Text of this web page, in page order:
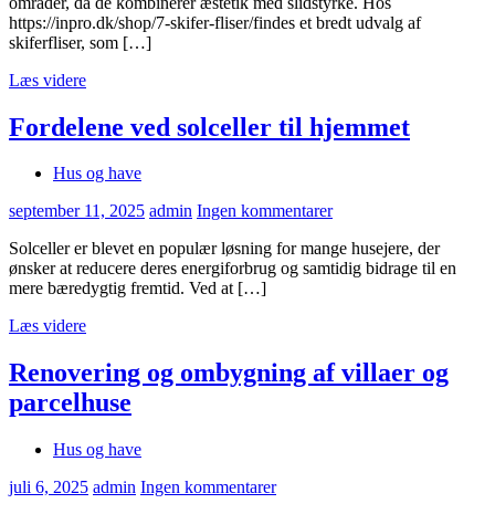
https://inpro.dk/shop/7-skifer-fliser/findes et bredt udvalg af
skiferfliser, som […]
Læs videre
Fordelene ved solceller til hjemmet
Hus og have
september 11, 2025 admin Ingen kommentarer
Solceller er blevet en populær løsning for mange husejere, der
ønsker at reducere deres energiforbrug og samtidig bidrage til en
mere bæredygtig fremtid. Ved at […]
Læs videre
Renovering og ombygning af villaer og
parcelhuse
Hus og have
juli 6, 2025 admin Ingen kommentarer